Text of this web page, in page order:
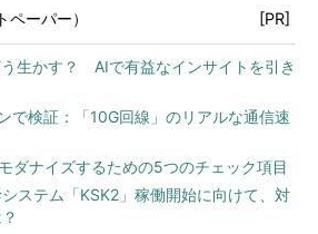
ーパー） [PR]
生かす？ AIで有益なインサイトを引き
で検証：「10G回線」のリアルな通信速
ダナイズするための5つのチェック項目
ステム「KSK2」稼働開始に向けて、対